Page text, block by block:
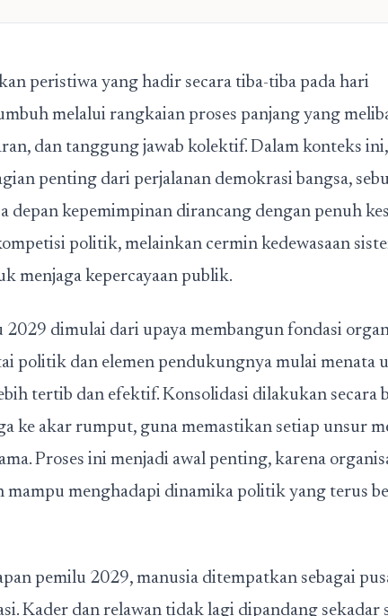
peristiwa yang hadir secara tiba-tiba pada hari
melalui rangkaian proses panjang yang
dan tanggung jawab kolektif. Dalam konteks ini,
penting dari perjalanan demokrasi bangsa,
depan kepemimpinan dirancang dengan penuh
politik, melainkan cermin kedewasaan
menjaga kepercayaan publik.
2029 dimulai dari upaya membangun fondasi
politik dan elemen pendukungnya mulai menata
tertib dan efektif. Konsolidasi dilakukan secara
ke akar rumput, guna memastikan setiap unsur
Proses ini menjadi awal penting, karena
mampu menghadapi dinamika politik yang terus
pemilu 2029, manusia ditempatkan sebagai
Kader dan relawan tidak lagi dipandang sekadar